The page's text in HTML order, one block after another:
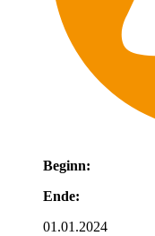
Beginn:
Ende:
01.01.2024